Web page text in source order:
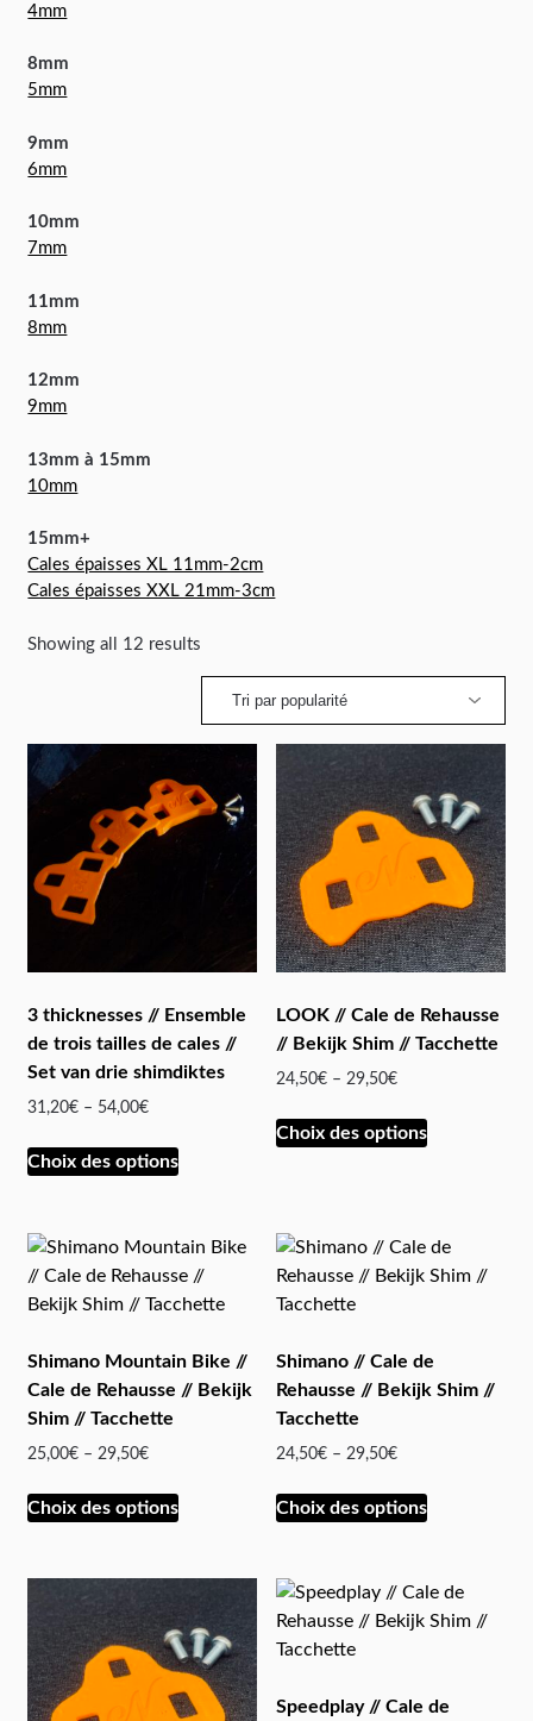
4mm
8mm
5mm
9mm
6mm
10mm
7mm
11mm
8mm
12mm
9mm
13mm à 15mm
10mm
15mm+
Cales épaisses XL 11mm-2cm
Cales épaisses XXL 21mm-3cm
Showing all 12 results
3 thicknesses // Ensemble
de trois tailles de cales //
Set van drie shimdiktes
31,20€ – 54,00€
Choix des options
LOOK // Cale de Rehausse
// Bekijk Shim // Tacchette
24,50€ – 29,50€
Choix des options
Shimano Mountain Bike //
Cale de Rehausse // Bekijk
Shim // Tacchette
25,00€ – 29,50€
Choix des options
Shimano // Cale de
Rehausse // Bekijk Shim //
Tacchette
24,50€ – 29,50€
Choix des options
Speedplay // Cale de